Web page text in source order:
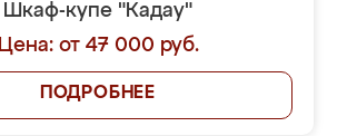
Шкаф-купе "Кадау"
Цена: от 47 000 руб.
ПОДРОБНЕЕ